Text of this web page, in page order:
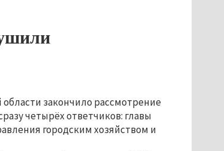
закончило рассмотрение
четырёх ответчиков: главы
городским хозяйством и